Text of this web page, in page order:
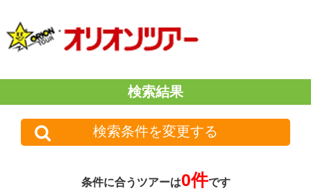
検索結果
検索条件を変更する
条件に合うツアーは0件です